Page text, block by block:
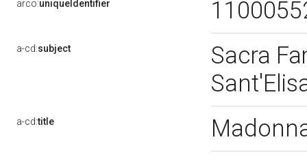
arco:uniqueIdentifier
a-cd:subject
Sacra
a-cd:title